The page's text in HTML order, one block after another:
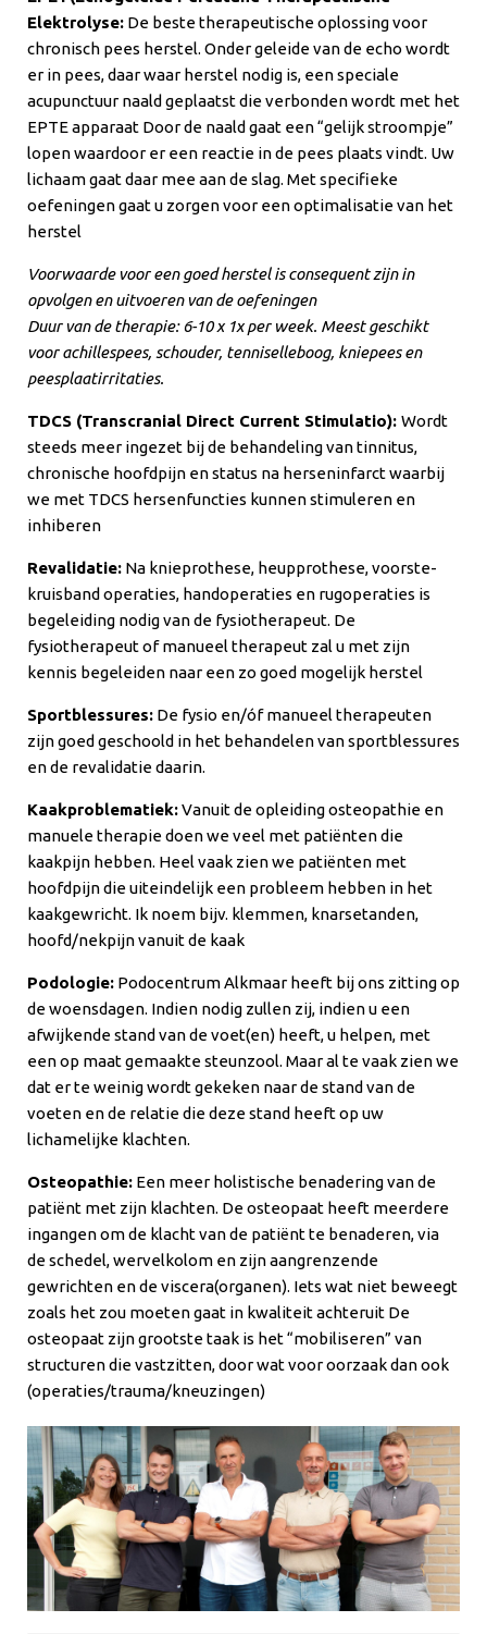
Elektrolyse: De beste therapeutische oplossing voor
chronisch pees herstel. Onder geleide van de echo wordt
er in pees, daar waar herstel nodig is, een speciale
acupunctuur naald geplaatst die verbonden wordt met het
EPTE apparaat Door de naald gaat een “gelijk stroompje”
lopen waardoor er een reactie in de pees plaats vindt. Uw
lichaam gaat daar mee aan de slag. Met specifieke
oefeningen gaat u zorgen voor een optimalisatie van het
herstel
Voorwaarde voor een goed herstel is consequent zijn in
opvolgen en uitvoeren van de oefeningen
Duur van de therapie: 6-10 x 1x per week. Meest geschikt
voor achillespees, schouder, tenniselleboog, kniepees en
peesplaatirritaties.
TDCS (Transcranial Direct Current Stimulatio): Wordt
steeds meer ingezet bij de behandeling van tinnitus,
chronische hoofdpijn en status na herseninfarct waarbij
we met TDCS hersenfuncties kunnen stimuleren en
inhiberen
Revalidatie: Na knieprothese, heupprothese, voorste-
kruisband operaties, handoperaties en rugoperaties is
begeleiding nodig van de fysiotherapeut. De
fysiotherapeut of manueel therapeut zal u met zijn
kennis begeleiden naar een zo goed mogelijk herstel
Sportblessures: De fysio en/óf manueel therapeuten
zijn goed geschoold in het behandelen van sportblessures
en de revalidatie daarin.
Kaakproblematiek:Vanuit de opleiding osteopathie en
manuele therapie doen we veel met patiënten die
kaakpijn hebben. Heel vaak zien we patiënten met
hoofdpijn die uiteindelijk een probleem hebben in het
kaakgewricht. Ik noem bijv. klemmen, knarsetanden,
hoofd/nekpijn vanuit de kaak
Podologie: Podocentrum Alkmaar heeft bij ons zitting op
de woensdagen. Indien nodig zullen zij, indien u een
afwijkende stand van de voet(en) heeft, u helpen, met
een op maat gemaakte steunzool. Maar al te vaak zien we
dat er te weinig wordt gekeken naar de stand van de
voeten en de relatie die deze stand heeft op uw
lichamelijke klachten.
Osteopathie: Een meer holistische benadering van de
patiënt met zijn klachten. De osteopaat heeft meerdere
ingangen om de klacht van de patiënt te benaderen, via
de schedel, wervelkolom en zijn aangrenzende
gewrichten en de viscera(organen). Iets wat niet beweegt
zoals het zou moeten gaat in kwaliteit achteruit De
osteopaat zijn grootste taak is het “mobiliseren” van
structuren die vastzitten, door wat voor oorzaak dan ook
(operaties/trauma/kneuzingen)